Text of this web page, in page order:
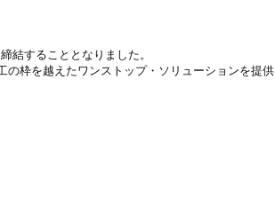
結することとなりました。
枠を越えたワンストップ・ソリューションを提供